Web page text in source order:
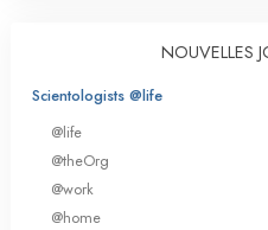
NOUVELLES
Scientologists @life
@life
@theOrg
@work
@home